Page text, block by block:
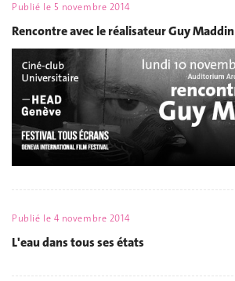
Publié le 5 novembre 2014
Rencontre avec le réalisateur Guy Maddin
Publié le 4 novembre 2014
L'eau dans tous ses états